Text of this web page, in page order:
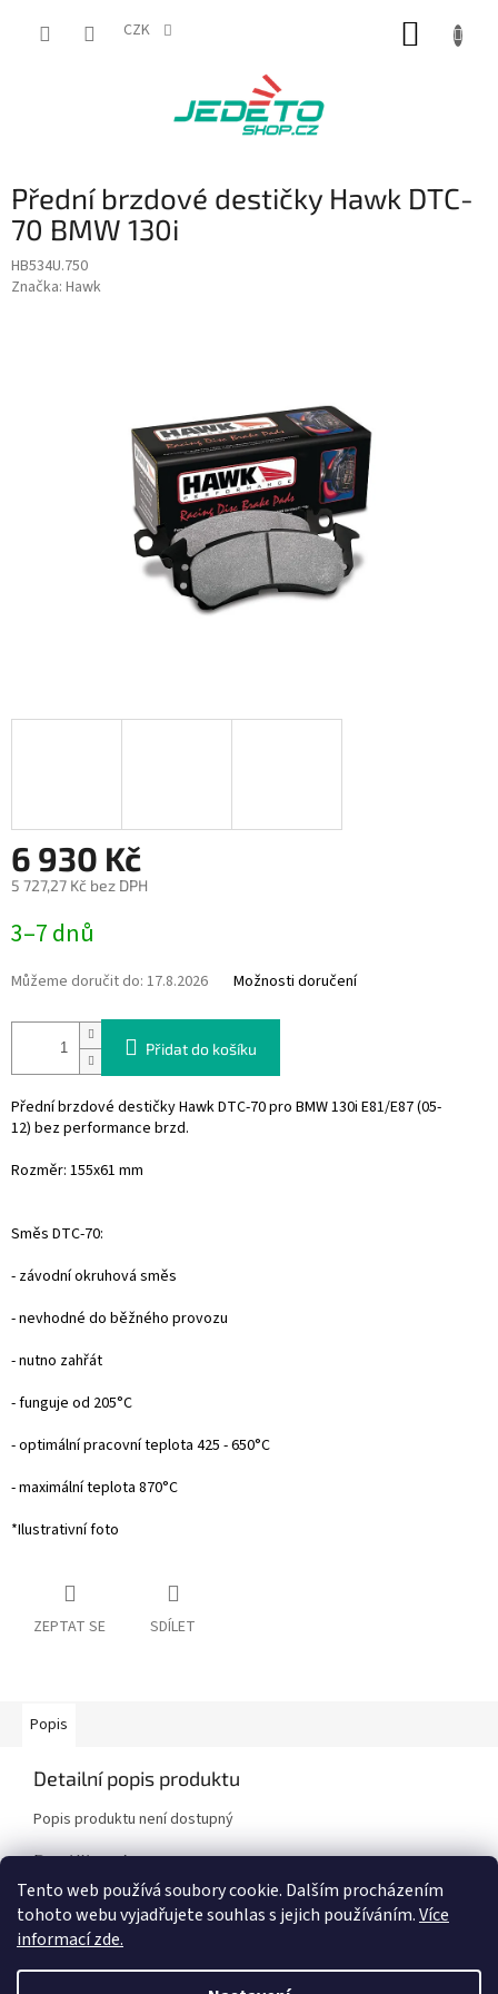
Tento web používá soubory cookie. Dalším procházením
tohoto webu vyjadřujete souhlas s jejich používáním.Více
informací zde.
CZK
Přední brzdové destičky Hawk DTC-
70 BMW 130i
HB534U.750
Značka: Hawk
6 930 Kč
5 727,27 Kč bez DPH
cena:
3–7 dnů
Můžeme doručit do: 17.8.2026 Možnosti doručení
Přidat do košíku
Přední brzdové destičky Hawk DTC-70 pro BMW 130i E81/E87 (05-
12) bez performance brzd.
Rozměr: 155x61 mm
Směs DTC-70:
- závodní okruhová směs
- nevhodné do běžného provozu
- nutno zahřát
- funguje od 205°C
- optimální pracovní teplota 425 - 650°C
- maximální teplota 870°C
*Ilustrativní foto
ZEPTAT SE SDÍLET
Popis
Detailní popis produktu
Popis produktu není dostupný
Doplňkové parametry
Kategorie:
Brzdové destičky
Značka vozidla:
BMW